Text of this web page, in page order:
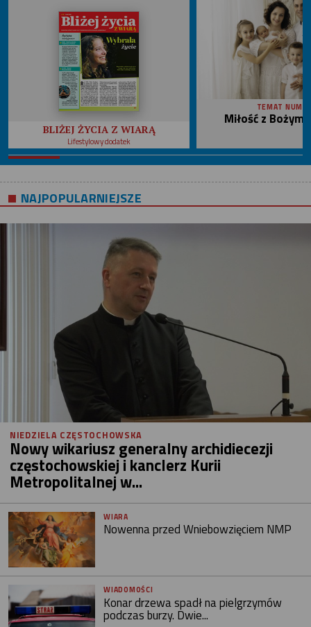
BLIŻEJ ŻYCIA Z WIARĄ
Lifestylowy dodatek
TEMAT
Miłość z
NAJPOPULARNIEJSZE
NIEDZIELA CZĘSTOCHOWSKA
Nowy wikariusz generalny archidiecezji
częstochowskiej i kanclerz Kurii
Metropolitalnej w...
WIARA
Nowenna przed Wniebowzięciem NMP
WIADOMOŚCI
Konar drzewa spadł na pielgrzymów
podczas burzy. Dwie...